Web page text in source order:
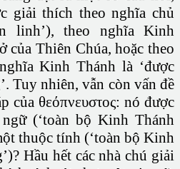
giải thích theo nghĩa chủ
linh’), theo nghĩa Kinh
của Thiên Chúa, hoặc theo
Kinh Thánh là ‘được
Tuy nhiên, vẫn còn vấn đề
của θεόπνευστος: nó được
(‘toàn bộ Kinh Thánh
thuộc tính (‘toàn bộ Kinh
Hầu hết các nhà chú giải